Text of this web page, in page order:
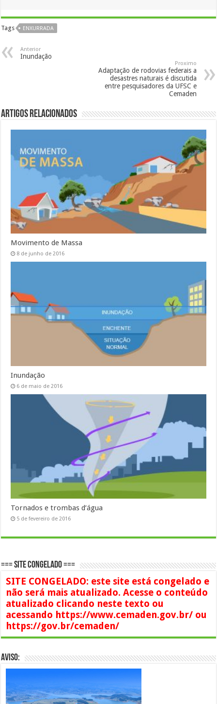
Tags ENXURRADA
Anterior
Inundação
Proximo
Adaptação de rodovias federais a
desastres naturais é discutida
entre pesquisadores da UFSC e
Cemaden
Artigos Relacionados
Movimento de Massa
8 de junho de 2016
Inundação
6 de maio de 2016
Tornados e trombas d’água
5 de fevereiro de 2016
=== SITE CONGELADO ===
SITE CONGELADO: este site está congelado e
não será mais atualizado. Acesse o conteúdo
atualizado clicando neste texto ou
acessando https://www.cemaden.gov.br/ ou
https://gov.br/cemaden/
AVISO: